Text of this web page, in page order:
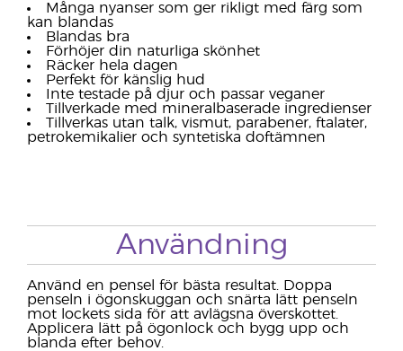
Många nyanser som ger rikligt med färg som
kan blandas
Blandas bra
Förhöjer din naturliga skönhet
Räcker hela dagen
Perfekt för känslig hud
Inte testade på djur och passar veganer
Tillverkade med mineralbaserade ingredienser
Tillverkas utan talk, vismut, parabener, ftalater,
petrokemikalier och syntetiska doftämnen
Användning
Använd en pensel för bästa resultat. Doppa
penseln i ögonskuggan och snärta lätt penseln
mot lockets sida för att avlägsna överskottet.
Applicera lätt på ögonlock och bygg upp och
blanda efter behov.